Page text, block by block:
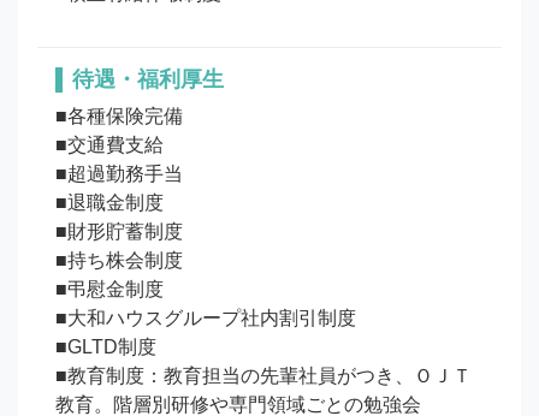
待遇・福利厚生
■各種保険完備
■交通費支給
■超過勤務手当
■退職金制度
■財形貯蓄制度
■持ち株会制度
■弔慰金制度
■大和ハウスグループ社内割引制度
■GLTD制度
■教育制度：教育担当の先輩社員がつき、ＯＪＴ
教育。階層別研修や専門領域ごとの勉強会